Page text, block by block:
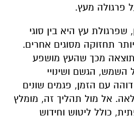
פרגולה מעץ.
עץ היא בין סוגי
תחזוקה מסוגים אחרים.
מכך שהעץ מושפע
השמש, הגשם ושינויי
עם הזמן, פגמים שונים
אל מול תהליך זה, מומלץ
כולל ליטוש וחידוש